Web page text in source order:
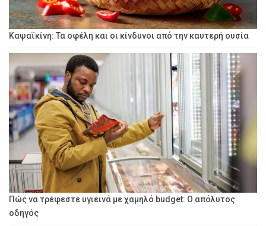
Καψαϊκίνη: Τα οφέλη και οι κίνδυνοι από την καυτερή ουσία
Πώς να τρέφεστε υγιεινά με χαμηλό budget: Ο απόλυτος
οδηγός